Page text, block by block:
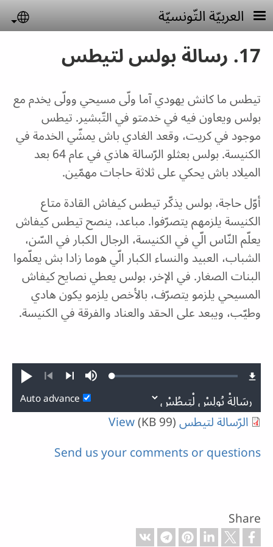
Skip to main content
العربيّة التّونسيّة
17. رسالة بولس لتيطس
تيطس ما كانش يهودي آما ولّى مسيحي وولّى يخدم مع
بولس ويعاون فيه في خدمتو في التّبشير. تيطس
موجود في كريت، وقعد الغادي باش يمشّي الخدمة في
الكنيسة. بولس بعثلو الرّسالة هاذي في عام 64 بعد
الميلاد باش يحكي على ثلاثة حاجات مهمّين.
أوّل حاجة، بولس يذكّر تيطس كيفاش القادة متاع
الكنيسة يلزمهم يتصرّفوا. مباعد، ينصح تيطس كيفاش
يعلّم النّاس الّي في الكنيسة، الرجال الكبار في السّن،
الشباب، العبيد والنساء الكبار الّي هوما زادا بش يعلّموا
البنات الصغار. في الإخر، بولس يعطي نصايح كيفاش
المسيحي يلزمو يتصرّف، بالأخص يلزمو يكون هادي
وطيّب، ويبعد على الحقد والعناد والفرقة في الكنيسة.
Play
PreviousNext
MuteLoaded:
Auto advance
الرّسالة لتيطس (99 KB)
View
Send us your comments or questions
Share